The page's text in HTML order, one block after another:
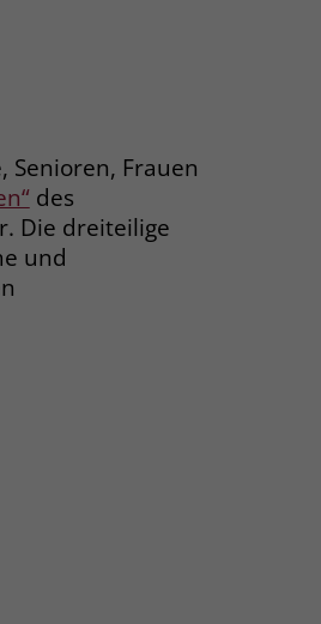
Senioren, Frauen
des
Die dreiteilige
und